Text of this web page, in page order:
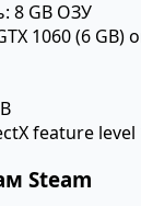
8 GB ОЗУ
1060 (6 GB)
feature
Steam